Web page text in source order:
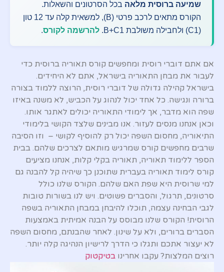
שמיעה ברוסית מלאה בכל הסרטונים והשאלות.
הקורס מתאים לרכב פרטי (B), למשאית קלה עד 12 טון
(C1) ולחבילה משולבת B+C1.
להרשמה לקורס.
אם אתם דוברי רוסית ומחפשים קורס תאוריה ברוסית כדי
לעבור את מבחן התאוריה בישראל, אתם לא היחידים.
בישראל קהילה גדולה של דוברי רוסית, הרוצה ללמוד בצורה
ברורה ונגישה. כל אחד יכול לנהוג על הכביש, לא משנה באיזו
שפה הוא מדבר, אך לימודי התאוריה יכולים לאתגר אותו.
וכאן אנחנו מנסים לעזור. אנו מבינים שלצד הקושי בלימודי
התיאוריה, מחסום השפה יכול רק להוסיף לקושי – וזו הסיבה
שרבים מחפשים קורס שמרגיש מותאם לצרכים שלהם. בבית
הספר ללימוד תאוריה, תאוריה בקלי קלות, אנחנו מציעים
קורס לימוד תאוריה בעברית שתוכנן כך שיהיה קל להבנה גם
למי שרוסית היא שפת האם שלהם. הקורס שלנו כולל
סרטונים, תרגול, והסברים פשוטים. ויש לנו בשורות טובות
לגבי הבחינה עצמה, תוכלו להיבחן במבחן התאוריה בשפה
הרוסית! הקורס שלנו מבוסס על הבנה אמיתית באמצעות
הסברים ברורים, ולא על שינון. לאחר שהבנתם, מחסום השפה
לא יעצור אתכם ותגלו כי הדרך לרישיון הנהיגה קלה יותר.
רוצים המלצות? עקבו אחרינו בטיקטוק